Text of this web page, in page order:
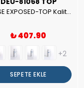
| ROSE EXPOSED-TOP Kalite Unısex Parfüm Esansı.|
₺ 407.90
+2
SEPETE EKLE